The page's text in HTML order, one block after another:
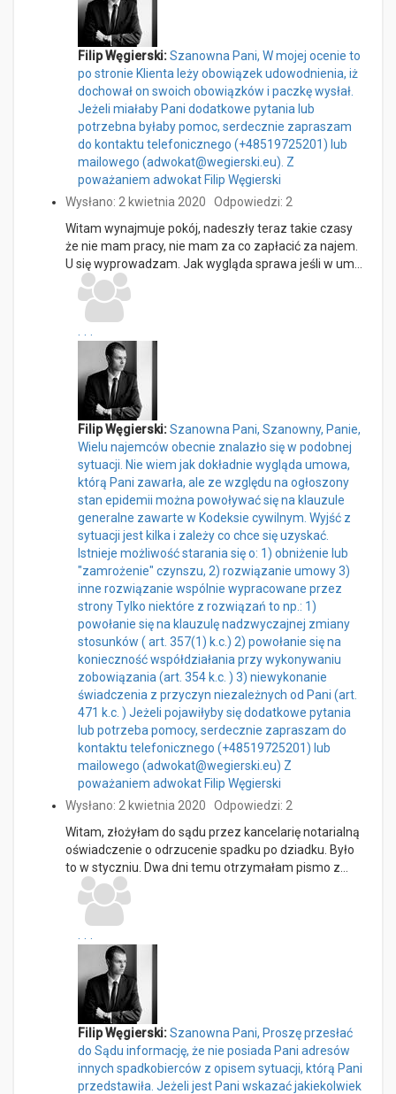
Filip Węgierski:Szanowna Pani, W mojej ocenie to
po stronie Klienta leży obowiązek udowodnienia, iż
dochował on swoich obowiązków i paczkę wysłał.
Jeżeli miałaby Pani dodatkowe pytania lub
potrzebna byłaby pomoc, serdecznie zapraszam
do kontaktu telefonicznego (+48519725201) lub
mailowego (adwokat@wegierski.eu). Z
poważaniem adwokat Filip Węgierski
Wysłano: 2 kwietnia 2020
Odpowiedzi: 2
Witam wynajmuje pokój, nadeszły teraz takie czasy
że nie mam pracy, nie mam za co zapłacić za najem.
U się wyprowadzam. Jak wygląda sprawa jeśli w um…
Filip Węgierski:Szanowna Pani, Szanowny, Panie,
Wielu najemców obecnie znalazło się w podobnej
sytuacji. Nie wiem jak dokładnie wygląda umowa,
którą Pani zawarła, ale ze względu na ogłoszony
stan epidemii można powoływać się na klauzule
generalne zawarte w Kodeksie cywilnym. Wyjść z
sytuacji jest kilka i zależy co chce się uzyskać.
Istnieje możliwość starania się o: 1) obniżenie lub
"zamrożenie" czynszu, 2) rozwiązanie umowy 3)
inne rozwiązanie wspólnie wypracowane przez
strony Tylko niektóre z rozwiązań to np.: 1)
powołanie się na klauzulę nadzwyczajnej zmiany
stosunków ( art. 357(1) k.c.) 2) powołanie się na
konieczność współdziałania przy wykonywaniu
zobowiązania (art. 354 k.c. ) 3) niewykonanie
świadczenia z przyczyn niezależnych od Pani (art.
471 k.c. ) Jeżeli pojawiłyby się dodatkowe pytania
lub potrzeba pomocy, serdecznie zapraszam do
kontaktu telefonicznego (+48519725201) lub
mailowego (adwokat@wegierski.eu) Z
poważaniem adwokat Filip Węgierski
Wysłano: 2 kwietnia 2020
Odpowiedzi: 2
Witam, złożyłam do sądu przez kancelarię notarialną
oświadczenie o odrzucenie spadku po dziadku. Było
to w styczniu. Dwa dni temu otrzymałam pismo z…
Filip Węgierski:Szanowna Pani, Proszę przesłać
do Sądu informację, że nie posiada Pani adresów
innych spadkobierców z opisem sytuacji, którą Pani
przedstawiła. Jeżeli jest Pani wskazać jakiekolwiek